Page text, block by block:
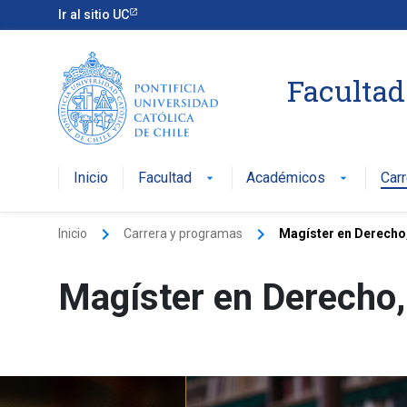
Ir al sitio UC
Inicio Facultad arrow_drop_down Académicos arrow_drop_down
Inicio keyboard_arrow_right Carrera y programas keyboard_arrow_right Magíster en
Magíster en